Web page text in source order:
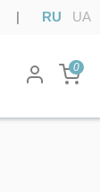
| RU UA
0